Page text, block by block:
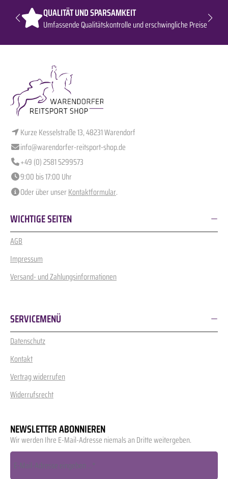
QUALITÄT UND SPARSAMKEIT
Umfassende Qualitätskontrolle und erschwingliche Preise
Kurze Kesselstraße 13, 48231 Warendorf
info@warendorfer-reitsport-shop.de
+49 (0) 2581 5299573
9:00 bis 17:00 Uhr
Oder über unserKontaktformular.
WICHTIGE SEITEN
AGB
Impressum
Versand- und Zahlungsinformationen
SERVICEMENÜ
Datenschutz
Kontakt
Vertrag widerrufen
Widerrufsrecht
NEWSLETTER ABONNIEREN
Wir werden Ihre E-Mail-Adresse niemals an Dritte weitergeben.